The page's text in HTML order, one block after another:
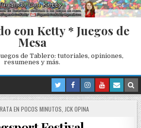
con Ketty * Juegos de
Mesa
de Tablero: tutoriales, opiniones,
resumenes y más.
EN POCOS MINUTOS JCK OPINA